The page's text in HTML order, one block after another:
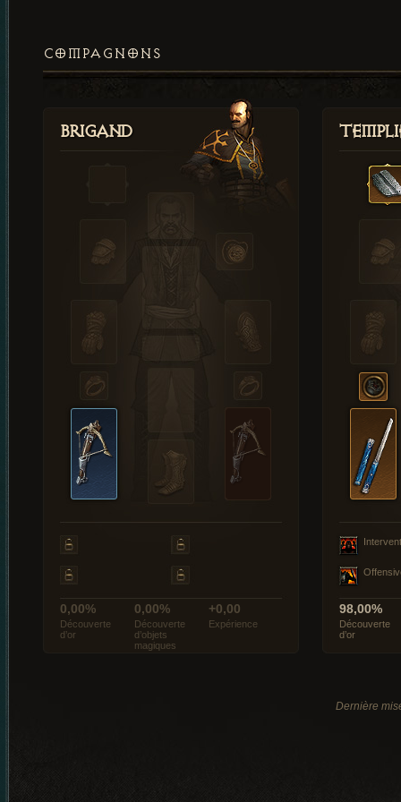
COMPAGNONS
Brigand
0,00%
Découverte
d’or
0,00%
Découverte
d’objets
magiques
+0,00
Expérience
98,00%
Découverte
d’or
Dernière